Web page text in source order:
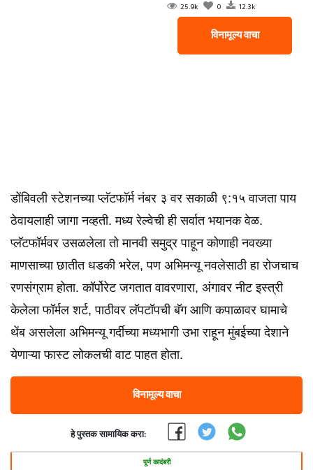
25.9k 0 12.3k
विनामूल्य वाचा
डोंबिवली स्टेशनच्या प्लॅटफॉर्म नंबर ३ वर सकाळी ९:१५ वाजता पाय
ठेवायलाही जागा नव्हती. मध्य रेल्वेची ही सर्वात भयानक वेळ.
प्लॅटफॉर्मवर उसळलेला तो मानवी समुद्र पाहून कोणाही नवख्या
माणसाच्या छातीत धडकी भरेल, पण अभिमन्यू नवलेसाठी हा रोजचाच
रणसंग्राम होता. कॉर्पोरेट जगतात वावरणारा, अंगावर नीट इस्त्री
केलेला फॉर्मल शर्ट, पाठीवर लॅपटॉपची बॅग आणि कपाळावर घामाचे
थेंब असलेला अभिमन्यू गर्दीच्या मध्यभागी उभा राहून मुंबईच्या देशाने
येणाऱ्या फास्ट लोकलची वाट पाहत होता.
विनामूल्य वाचा
हे पुस्तक सामायिक करा:
पूर्ण कादंबरी